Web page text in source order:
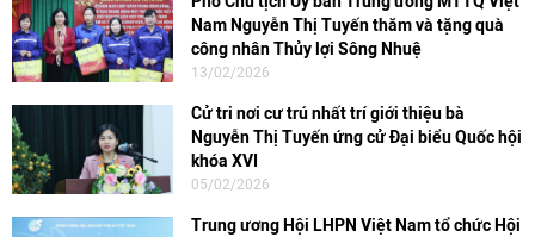
Nam Nguyễn Thị Tuyến thăm và tặng quà
công nhân Thủy lợi Sông Nhuệ
13/02/2026
Cử tri nơi cư trú nhất trí giới thiệu bà
Nguyễn Thị Tuyến ứng cử Đại biểu Quốc hội
khóa XVI
05/02/2026
Trung ương Hội LHPN Việt Nam tổ chức Hội